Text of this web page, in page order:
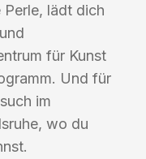
lädt dich
für Kunst
Und für
im
wo du